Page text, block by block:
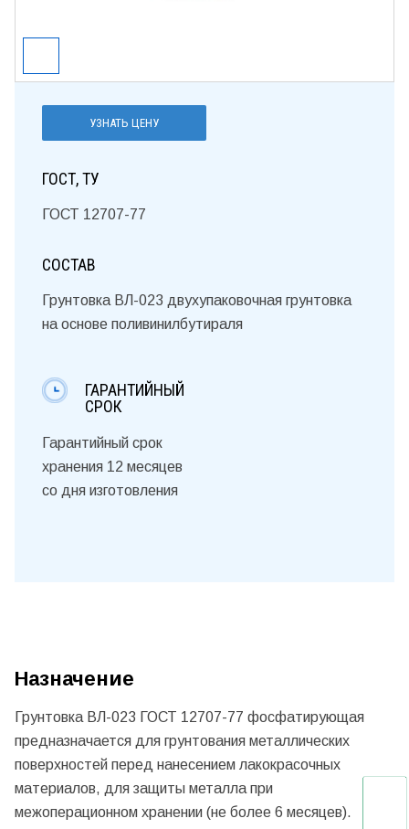
УЗНАТЬ ЦЕНУ
ГОСТ, ТУ
ГОСТ 12707-77
СОСТАВ
Грунтовка ВЛ-023 двухупаковочная грунтовка
на основе поливинилбутираля
ГАРАНТИЙНЫЙ
СРОК
Гарантийный срок
хранения 12 месяцев
со дня изготовления
Назначение
Грунтовка ВЛ-023 ГОСТ 12707-77 фосфатирующая
предназначается для грунтования металлических
поверхностей перед нанесением лакокрасочных
материалов, для защиты металла при
межоперационном хранении (не более 6 месяцев).